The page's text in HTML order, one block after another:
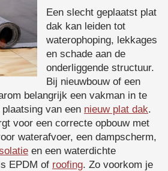
Een slecht geplaatst plat
dak kan leiden tot
waterophoping, lekkages
en schade aan de
onderliggende structuur.
Bij nieuwbouw of een
belangrijk een vakman in te
van een nieuw plat dak.
voor een correcte opbouw met
waterafvoer, een dampscherm,
en een waterdichte
EPDM of roofing. Zo voorkom je